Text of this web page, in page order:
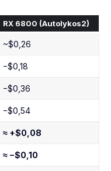
RX 6800 (Autolykos2)
~$0,26
−$0,18
−$0,36
−$0,54
≈ +$0,08
≈ −$0,10